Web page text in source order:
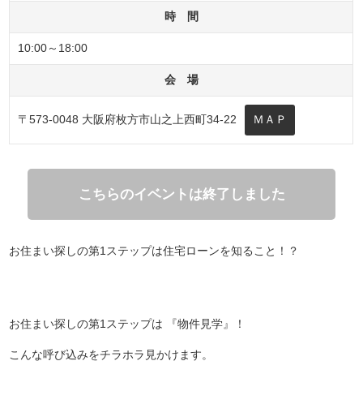
時 間
10:00～18:00
会 場
〒573-0048 大阪府枚方市山之上西町34-22 ＭＡＰ
こちらのイベントは終了しました
お住まい探しの第1ステップは住宅ローンを知ること！？
お住まい探しの第1ステップは 『物件見学』！
こんな呼び込みをチラホラ見かけます。